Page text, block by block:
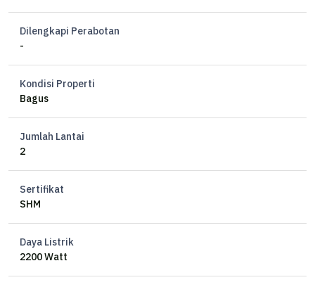
Dapur kotor dan dapur bersih
Harga sewa: 85jt/tahun
RS
Dilengkapi Perabotan
-
Kondisi Properti
Bagus
Jumlah Lantai
2
Sertifikat
SHM
Daya Listrik
2200 Watt